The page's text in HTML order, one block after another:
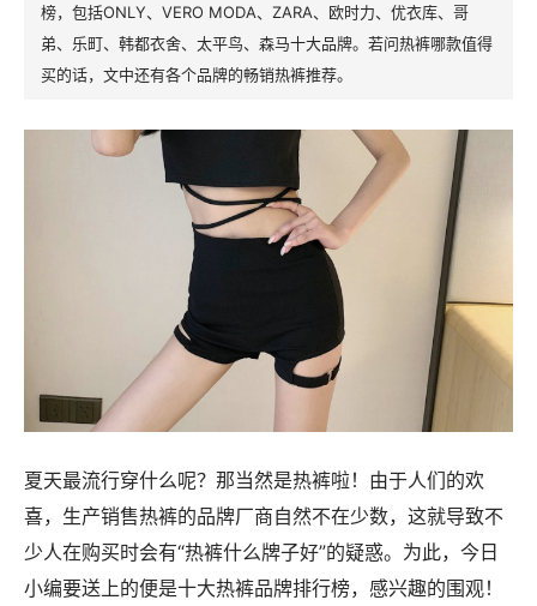
榜，包括ONLY、VERO MODA、ZARA、欧时力、优衣库、哥
弟、乐町、韩都衣舍、太平鸟、森马十大品牌。若问热裤哪款值得
买的话，文中还有各个品牌的畅销热裤推荐。
夏天最流行穿什么呢？那当然是热裤啦！由于人们的欢
喜，生产销售热裤的品牌厂商自然不在少数，这就导致不
少人在购买时会有“热裤什么牌子好”的疑惑。为此，今日
小编要送上的便是十大热裤品牌排行榜，感兴趣的围观！